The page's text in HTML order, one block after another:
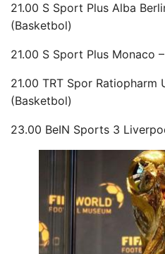
21.00 S Sport Plus Alba
(Basketbol)
21.00 S Sport Plus Monaco
21.00 TRT Spor Ratiopharm
(Basketbol)
23.00 BeIN Sports 3